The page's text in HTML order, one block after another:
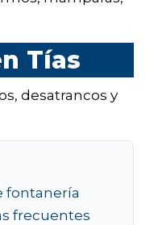
Tías
desatrancos y
fontanería
frecuentes